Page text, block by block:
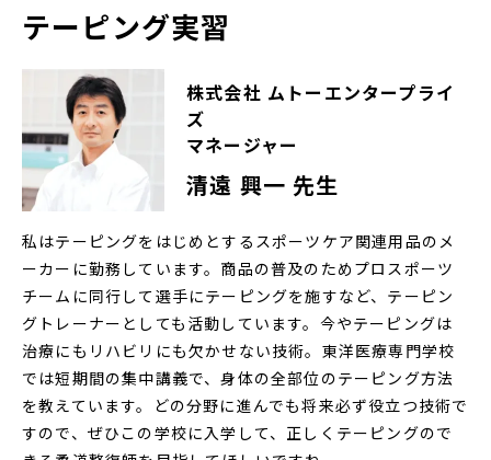
テーピング実習
株式会社 ムトーエンタープライ
ズ
マネージャー
清遠 興一 先生
私はテーピングをはじめとするスポーツケア関連用品のメ
ーカーに勤務しています。商品の普及のためプロスポーツ
チームに同行して選手にテーピングを施すなど、テーピン
グトレーナーとしても活動しています。今やテーピングは
治療にもリハビリにも欠かせない技術。東洋医療専門学校
では短期間の集中講義で、身体の全部位のテーピング方法
を教えています。どの分野に進んでも将来必ず役立つ技術で
すので、ぜひこの学校に入学して、正しくテーピングので